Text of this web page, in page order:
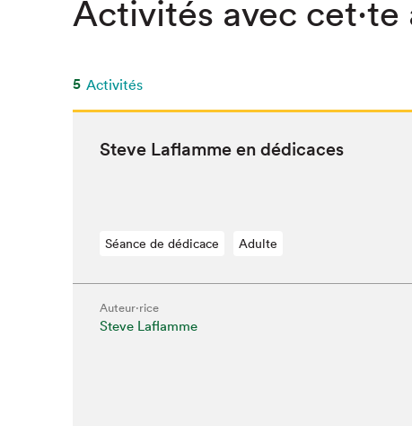
SLM 2020
Activités avec cet·te
5 Activités
Steve Laflamme en dédicaces
Séance de dédicace Adulte
Auteur·rice
Steve Laflamme